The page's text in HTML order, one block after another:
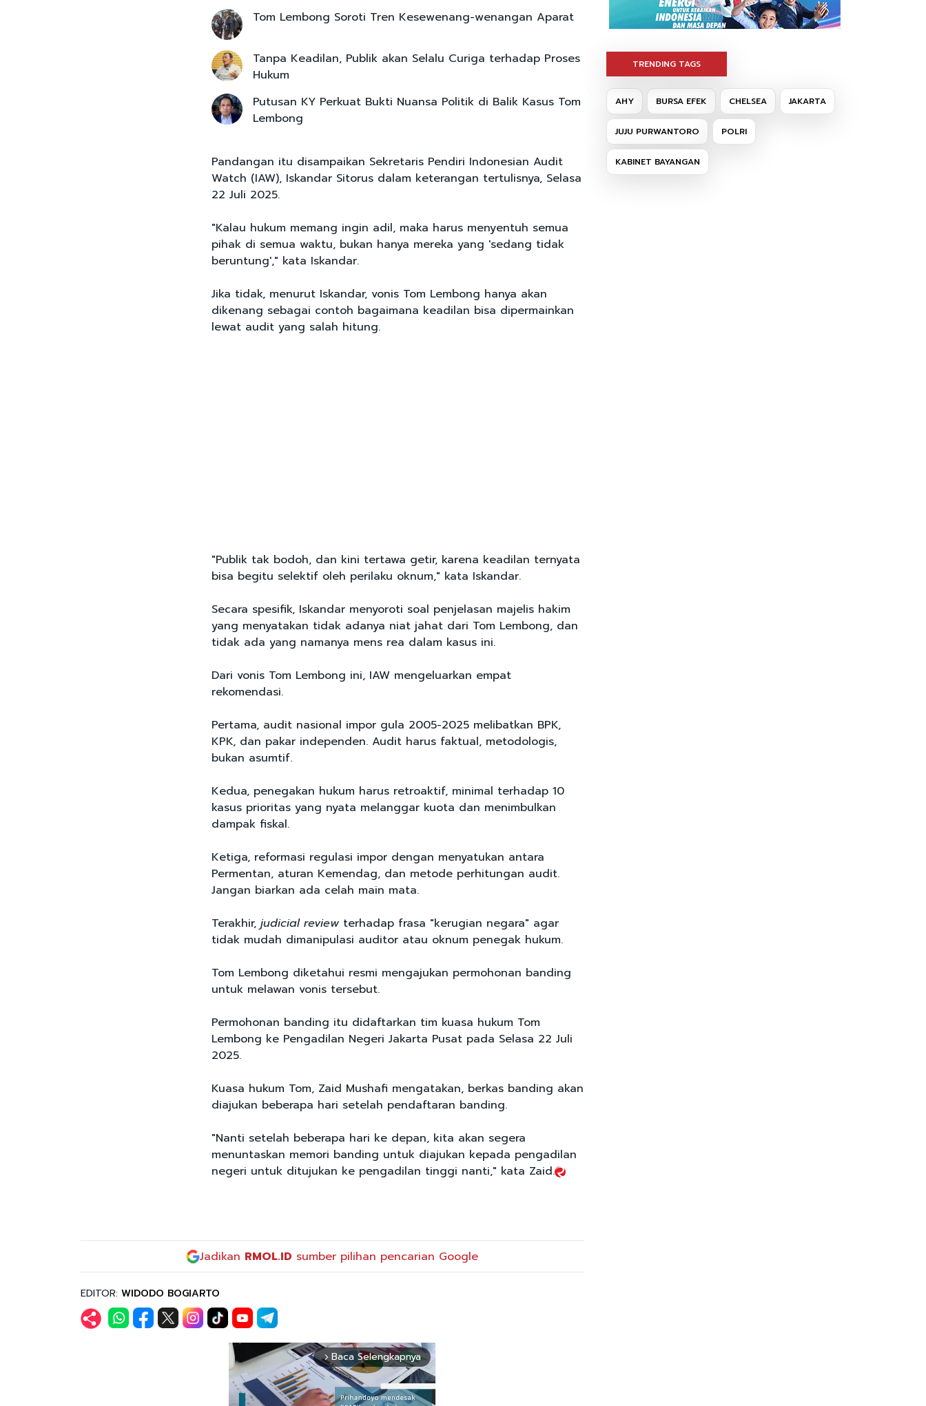
Tom Lembong Soroti Tren Kesewenang-wenangan Aparat
Tanpa Keadilan, Publik akan Selalu Curiga terhadap Proses
Hukum
Putusan KY Perkuat Bukti Nuansa Politik di Balik Kasus Tom
Lembong
Pandangan itu disampaikan Sekretaris Pendiri Indonesian Audit
Watch (IAW), Iskandar Sitorus dalam keterangan tertulisnya, Selasa
22 Juli 2025.
"Kalau hukum memang ingin adil, maka harus menyentuh semua
pihak di semua waktu, bukan hanya mereka yang 'sedang tidak
beruntung'," kata Iskandar.
Jika tidak, menurut Iskandar, vonis Tom Lembong hanya akan
dikenang sebagai contoh bagaimana keadilan bisa dipermainkan
lewat audit yang salah hitung.
"Publik tak bodoh, dan kini tertawa getir, karena keadilan ternyata
bisa begitu selektif oleh perilaku oknum," kata Iskandar.
Secara spesifik, Iskandar menyoroti soal penjelasan majelis hakim
yang menyatakan tidak adanya niat jahat dari Tom Lembong, dan
tidak ada yang namanya mens rea dalam kasus ini.
Dari vonis Tom Lembong ini, IAW mengeluarkan empat
rekomendasi.
Pertama, audit nasional impor gula 2005-2025 melibatkan BPK,
KPK, dan pakar independen. Audit harus faktual, metodologis,
bukan asumtif.
Kedua, penegakan hukum harus retroaktif, minimal terhadap 10
kasus prioritas yang nyata melanggar kuota dan menimbulkan
dampak fiskal.
Ketiga, reformasi regulasi impor dengan menyatukan antara
Permentan, aturan Kemendag, dan metode perhitungan audit.
Jangan biarkan ada celah main mata.
Terakhir, judicial review terhadap frasa "kerugian negara" agar
tidak mudah dimanipulasi auditor atau oknum penegak hukum.
Tom Lembong diketahui resmi mengajukan permohonan banding
untuk melawan vonis tersebut.
Permohonan banding itu didaftarkan tim kuasa hukum Tom
Lembong ke Pengadilan Negeri Jakarta Pusat pada Selasa 22 Juli
2025.
Kuasa hukum Tom, Zaid Mushafi mengatakan, berkas banding akan
diajukan beberapa hari setelah pendaftaran banding.
"Nanti setelah beberapa hari ke depan, kita akan segera
menuntaskan memori banding untuk diajukan kepada pengadilan
negeri untuk ditujukan ke pengadilan tinggi nanti," kata Zaid.
Jadikan RMOL.ID sumber pilihan pencarian Google
EDITOR: WIDODO BOGIARTO
arrow_forward_ios Baca Selengkapnya
TRENDING TAGS
AHY BURSA EFEK CHELSEA JAKARTA
JUJU PURWANTORO POLRI
KABINET BAYANGAN